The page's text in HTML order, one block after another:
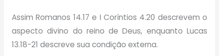
Assim Romanos 14.17 e I Coríntios 4.20 descrevem o
aspecto divino do reino de Deus, enquanto Lucas
13.18-21 descreve sua condição externa.